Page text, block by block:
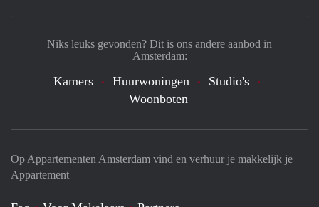
Op Appartementen Amsterdam vind en verhuur je makkelijk je
Appartement
Niks leuks gevonden? Dit is ons andere aanbod in
Amsterdam:
Kamers Huurwoningen
Studio's
Woonboten